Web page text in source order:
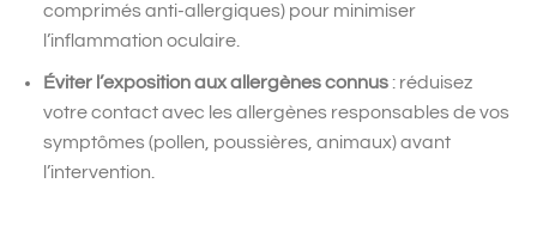
comprimés anti-allergiques) pour minimiser
’inflammation oculaire.
Éviter l ’exposition aux allergènes connus: réduisez
votre contact avec les allergènes responsables de vos
symptômes (pollen, poussières, animaux) avant
’intervention.